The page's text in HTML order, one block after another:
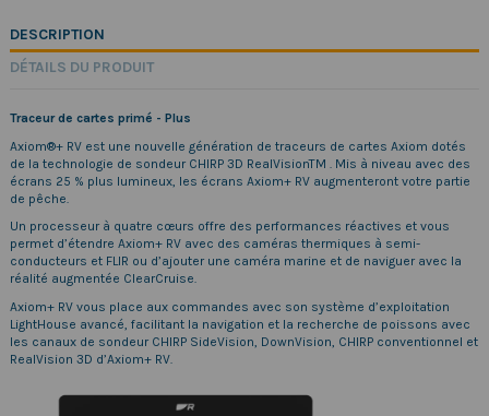
DESCRIPTION
DÉTAILS DU PRODUIT
Traceur de cartes primé - Plus
Axiom®+ RV est une nouvelle génération de traceurs de cartes Axiom dotés
de la technologie de sondeur CHIRP 3D RealVisionTM . Mis à niveau avec des
écrans 25 % plus lumineux, les écrans Axiom+ RV augmenteront votre partie
de pêche.
Un processeur à quatre cœurs offre des performances réactives et vous
permet d’étendre Axiom+ RV avec des caméras thermiques à semi-
conducteurs et FLIR ou d’ajouter une caméra marine et de naviguer avec la
réalité augmentée ClearCruise.
Axiom+ RV vous place aux commandes avec son système d’exploitation
LightHouse avancé, facilitant la navigation et la recherche de poissons avec
les canaux de sondeur CHIRP SideVision, DownVision, CHIRP conventionnel et
RealVision 3D d’Axiom+ RV.